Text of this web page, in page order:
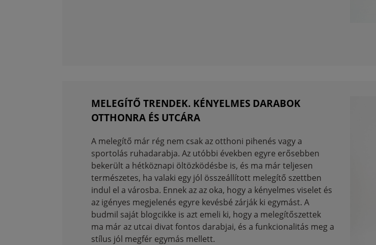
MELEGÍTŐ TRENDEK. KÉNYELMES DARABOK
OTTHONRA ÉS UTCÁRA
A melegítő már rég nem csak az otthoni pihenés vagy a
sportolás ruhadarabja. Az utóbbi években egyre erősebben
bekerült a hétköznapi öltözködésbe is, és ma már teljesen
természetes, ha valaki egy jól összeállított melegítő szettben
indul el a városba. Ennek az az oka, hogy a kényelmes viselet és
az igényes megjelenés egyre kevésbé zárják ki egymást. A
budmil saját blogcikke is azt emeli ki, hogy a melegítőszettek
ma már az utcai divat fontos darabjai, és a funkcionalitás meg a
stílus jól megfér egymás mellett.